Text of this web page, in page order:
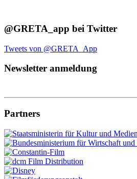
@GRETA_app bei Twitter
Tweets von @GRETA_App
Newsletter anmeldung
Partners